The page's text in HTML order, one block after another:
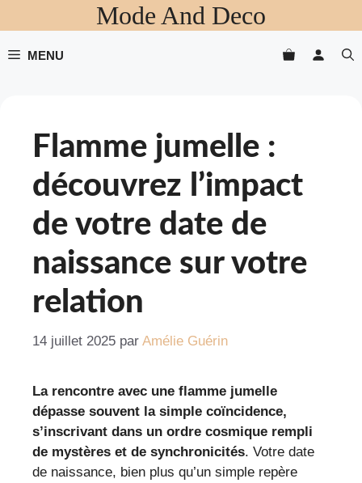
au
contenu
Mode And Deco
MENU
Flamme jumelle :
découvrez l’impact
de votre date de
naissance sur votre
relation
14 juillet 2025 par Amélie Guérin
La rencontre avec une flamme jumelle
dépasse souvent la simple coïncidence,
s’inscrivant dans un ordre cosmique rempli
de mystères et de synchronicités. Votre date
de naissance, bien plus qu’un simple repère